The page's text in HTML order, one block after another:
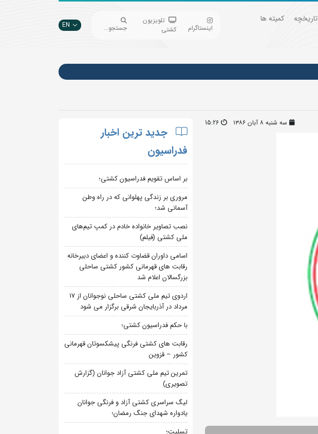
تاریخچه
کمیته ها
اینستاگرام
تلویزیون
کشتی
جستجو... EN
سه شنبه ۸ آبان ۱۳۸۶ 15:26
جدید ترین اخبار
فدراسیون
بر اساس تقویم فدراسیون کشتی؛
مروری بر زندگی پهلوانی که در راه وطن
آسمانی شد؛
نصب تصاویر خانواده خادم در کمپ تیم‌های
ملی کشتی (فیلم)
اسامی داوران قضاوت کننده و اعضای دبیرخانه
رقابت های قهرمانی کشور کشتی ساحلی
بزرگسالان اعلام شد
اردوی تیم ملی کشتی ساحلی نوجوانان از 17
مرداد در آذربایجان شرقی برگزار می شود
با حکم فدراسیون کشتی؛
رقابت های کشتی فرنگی پیشکسوتان قهرمانی
کشور – قزوین
تمرین تیم ملی کشتی آزاد جوانان (گزارش
تصویری)
لیگ سراسری کشتی آزاد و فرنگی جوانان
یادواره شهدای جنگ رمضان؛
تسلیت؛